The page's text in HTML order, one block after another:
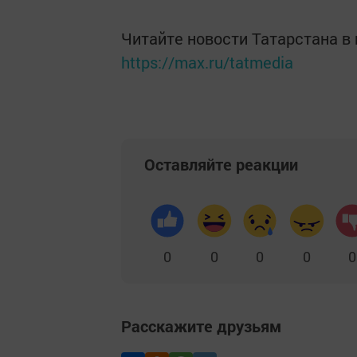
Читайте новости Татарстана
https://max.ru/tatmedia
Оставляйте реакции
0 0 0 0 0
Расскажите друзьям